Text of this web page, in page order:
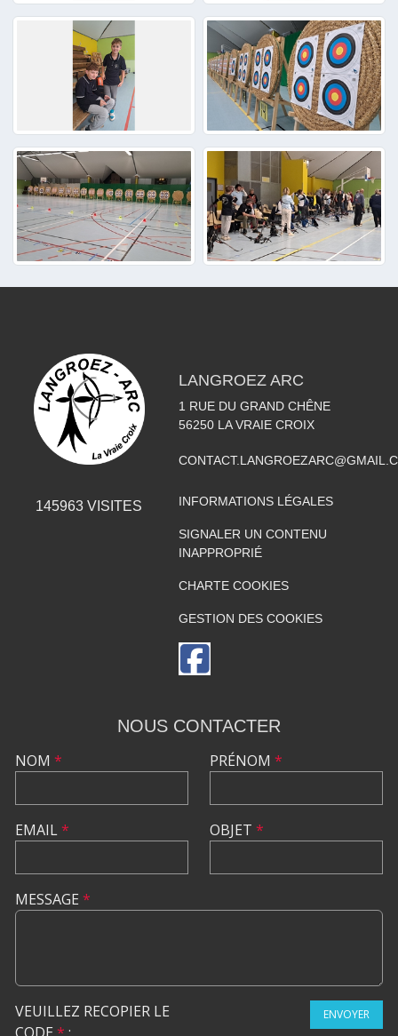
145963 VISITES
LANGROEZ ARC
1 RUE DU GRAND CHÊNE
56250 LA VRAIE CROIX
INFORMATIONS LÉGALES
SIGNALER UN CONTENU
INAPPROPRIÉ
CHARTE COOKIES
GESTION DES COOKIES
NOUS CONTACTER
NOM *
EMAIL*
PRÉNOM *
OBJET *
MESSAGE *
VEUILLEZ RECOPIER LE
ENVOYER